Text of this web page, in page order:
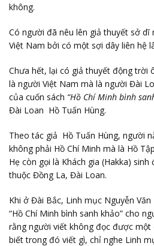
không.
Có người đã nêu lên giả thuyết sở
Việt Nam bởi có một sợi dây liên hệ
Chưa hết, lại có giả thuyết động trời
là người Việt Nam mà là người Đài
của cuốn sách “Hồ Chí Minh bình
Đài Loan Hồ Tuấn Hùng.
Theo tác giả Hồ Tuấn Hùng, người
không phải Hồ Chí Minh mà là Hồ
Hẹ còn gọi là Khách gia (Hakka)
thuộc Đồng La, Đài Loan.
Khi ở Đài Bắc, Linh mục Nguyễn
“Hồ Chí Minh bình sanh khảo” cho
rằng người viết không đọc được
biết trong đó viết gì, chỉ nghe Linh